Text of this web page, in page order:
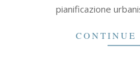
pianificazione
CONTINUE